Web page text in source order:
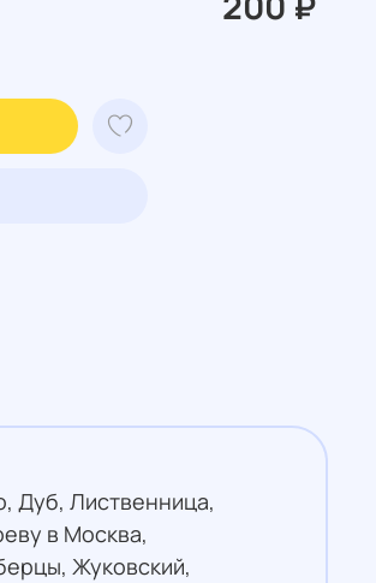
Дуб, Лиственница,
в Москва,
Жуковский,